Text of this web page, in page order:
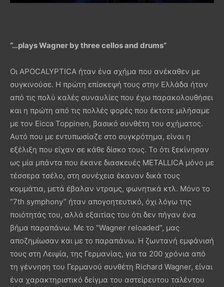
“…plays Wagner by three cellos and drums”
Οι APOCALYPTICA ήταν ένα σχήμα που ανέκαθεν με
συγκινούσε. Η πρώτη επίσκεψή τους στην Ελλάδα ήταν
από τις πολύ καλές συναυλίες που έχω παρακολουθήσει
και η πρώτη από τις πολλές φορές που έκτοτε μιλήσαμε
με τον Eicca Toppinen, βασικό συνθέτη του σχήματος.
Αυτό που με εντυπωσίαζε στο συγκρότημα, είναι η
εξέλιξη που είχαν σε κάθε δίσκο τους. Το ότι ξεκίνησαν
ως μία μπάντα που έκανε διασκευές METALLICA μόνο με
τέσσερα τσέλο, στη συνέχεια έκαναν δικά τους
κομμάτια, μετά έβαλαν ντραμς, φωνητικά κτλ. Μόνο το
“7th symphony” ήταν απογοητευτικό, όχι λόγω της
ποιότητάς του, αλλά εξαιτίας του ότι δεν πήγαν ένα
βήμα παραπάνω. Με το “Wagner reloaded”, μας
αποζημίωσαν και με το παραπάνω. Η ζωντανή εμφάνισή
τους στη Λειψία, της Γερμανίας, για τα 200 χρόνια από
τη γέννηση του Γερμανού συνθέτη Richard Wagner, είναι
ένα χαρακτηριστικό δείγμα του αστείρευτου ταλέντου